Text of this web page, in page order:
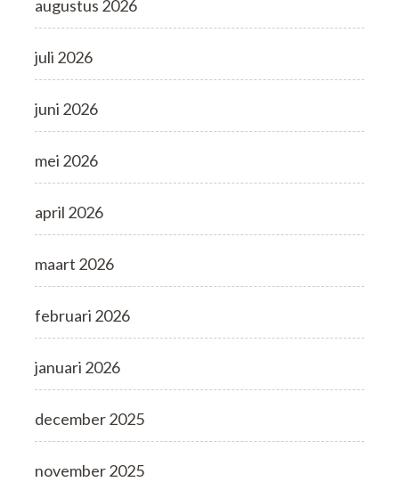
augustus 2026
juli 2026
juni 2026
mei 2026
april 2026
maart 2026
februari 2026
januari 2026
december 2025
november 2025